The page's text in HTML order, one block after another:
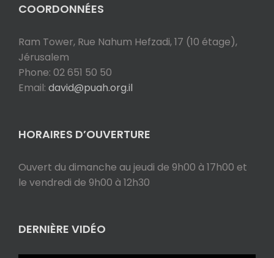
COORDONNÉES
Ram Tower, Rue Nahum Hefzadi, 17 (10 étage),
Jérusalem
Phone: 02 651 50 50
Email: david@puah.org.il
HORAIRES D’OUVERTURE
Ouvert du dimanche au jeudi de 9h00 à 17h00 et
le vendredi de 9h00 à 12h30
DERNIÈRE VIDÉO